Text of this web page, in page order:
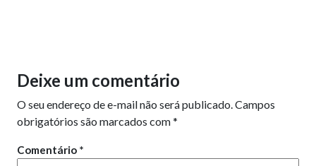
Deixe um comentário
O seu endereço de e-mail não será publicado.Campos
obrigatórios são marcados com*
Comentário *